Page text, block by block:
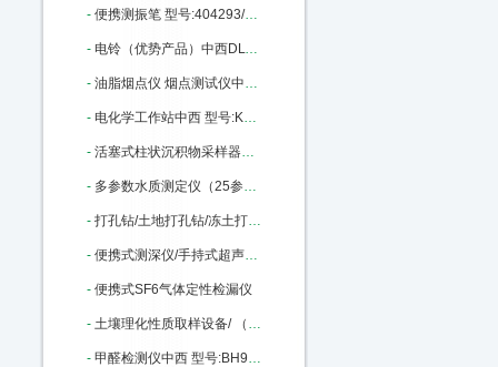
- 便携测振笔 型号:404293/ZX10-YV260库号：M404293
- 电铃（优势产品）中西DLT100 型号:BC10-DLT100库号：M360938
- 油脂烟点仪 烟点测试仪中西 型号:YD-1库号：M406128
- 电化学工作站中西 型号:KS-CS300H库号：M406130
- 活塞式柱状沉积物采样器（5米）中西 型号:KH77-XDB0204库号：M1666
- 多参数水质测定仪（25参数） 型号:SH50-XZ-0125库号：M23001
- 打孔钻/土地打孔钻/冻土打孔钻/冰层上钻孔机中西 型号:KH05-KHT-QD库号：M23011
- 便携式测深仪/手持式超声波水深仪中西 型号:MH-SX300库号：M33491
- 便携式SF6气体定性检漏仪
- 土壤理化性质取样设备/ （中西器材） 型号:HB68/BJX1-3库号：M236791
- 甲醛检测仪中西 型号:BH93-XK-A3C库号：M291545